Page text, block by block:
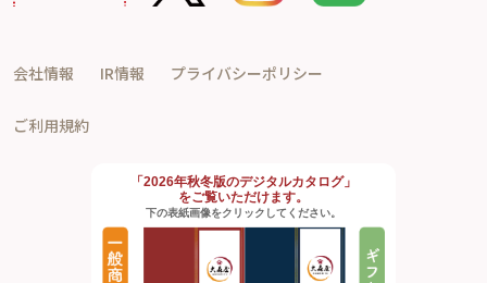
会社情報 IR情報 プライバシーポリシー
ご利用規約
「2026年秋冬版のデジタルカタログ」
をご覧いただけます。
下の表紙画像をクリックしてください。